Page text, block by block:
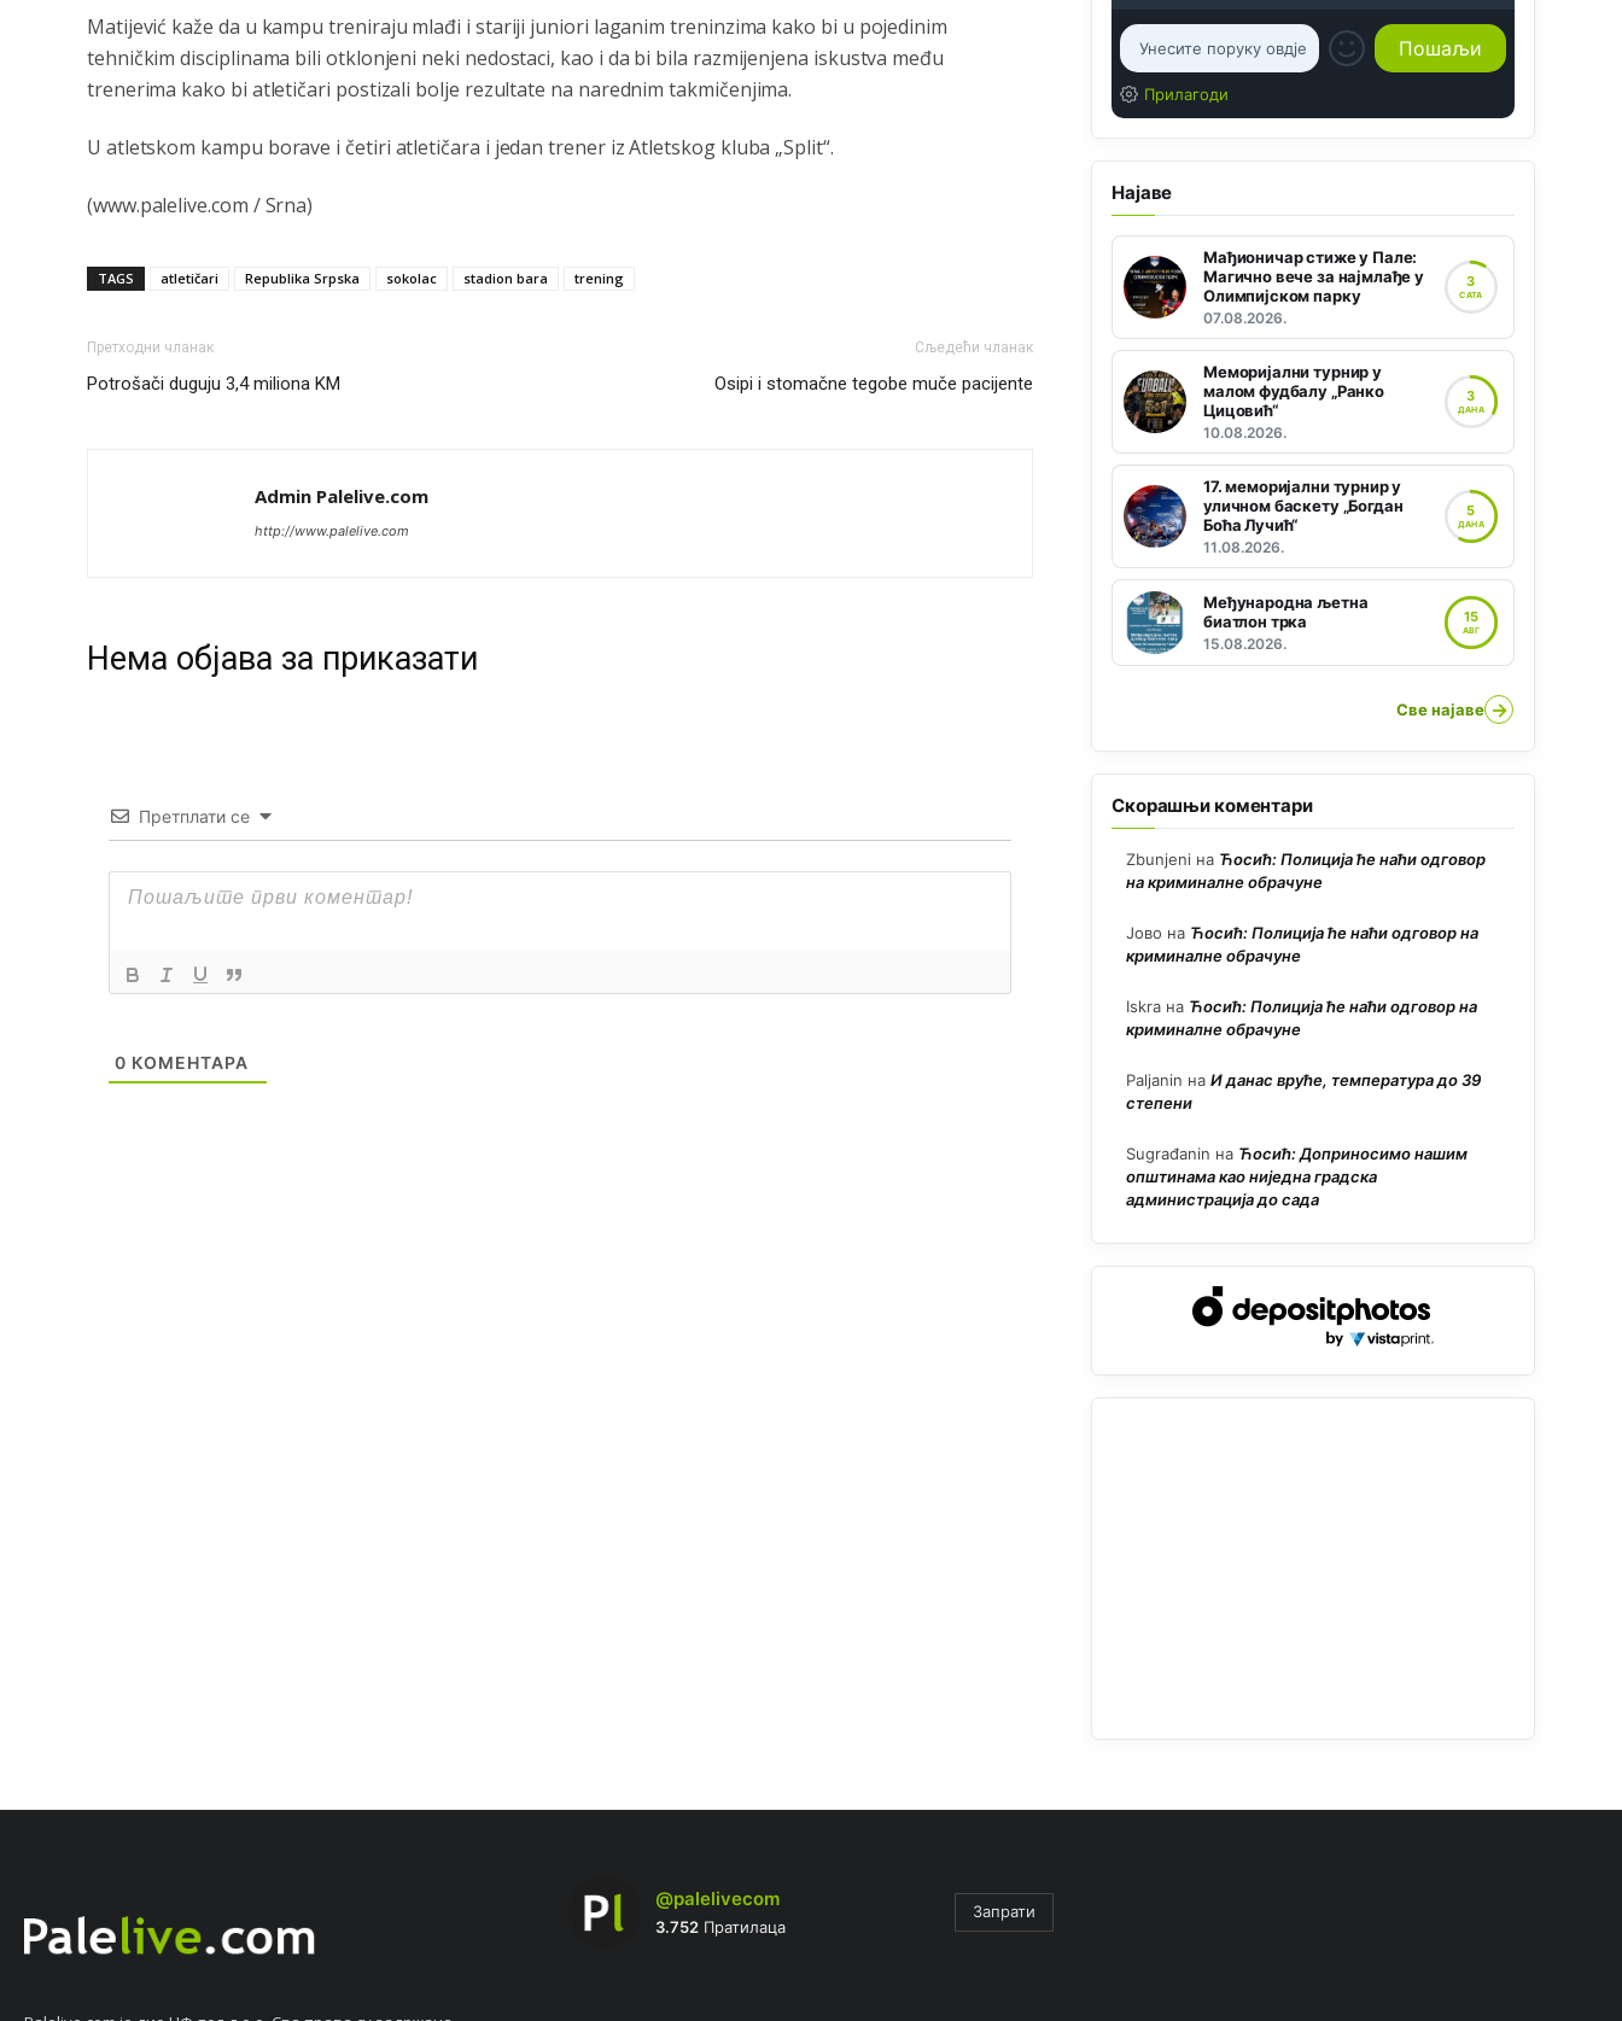
Matijević kaže da u kampu treniraju mlađi i stariji juniori laganim treninzima kako bi u pojedinim
tehničkim disciplinama bili otklonjeni neki nedostaci, kao i da bi bila razmijenjena iskustva među
trenerima kako bi atletičari postizali bolje rezultate na narednim takmičenjima.
U atletskom kampu borave i četiri atletičara i jedan trener iz Atletskog kluba „Split“.
(www.palelive.com / Srna)
TAGS atletičari Republika Srpska sokolac stadion bara trening
Претходни чланак
Potrošači duguju 3,4 miliona KM
Сљедећи чланак
Osipi i stomačne tegobe muče pacijente
Admin Palelive.com
http://www.palelive.com
Нeма објава за приказати
Претплати се
0 КОМЕНТАРА
Прилагоди
Најаве
Мађионичар стиже у Пале:
Магично вече за најмлађе у
Олимпијском парку
07.08.2026.
3
САТА
Меморијални турнир у
малом фудбалу „Ранко
Цицовић“
10.08.2026.
3
ДАНА
17. меморијални турнир у
уличном баскету „Богдан
Боћа Лучић“
11.08.2026.
5
ДАНА
Међународна љетна
биатлон трка
15.08.2026.
15
АВГ
Све најаве →
Скорашњи коментари
Zbunjeni на Ћосић: Полиција ће наћи одговор
на криминалне обрачуне
Јово на Ћосић: Полиција ће наћи одговор на
криминалне обрачуне
Iskra на Ћосић: Полиција ће наћи одговор на
криминалне обрачуне
Paljanin на И данас вруће, температура до 39
степени
Sugrađanin на Ћосић: Доприносимо нашим
општинама као ниједна градска
администрација до сада
@palelivecom
3.752Пратилаца
Запрати